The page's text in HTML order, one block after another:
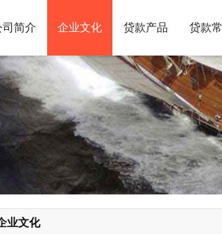
司简介 企业文化 贷款产品 贷款
业文化